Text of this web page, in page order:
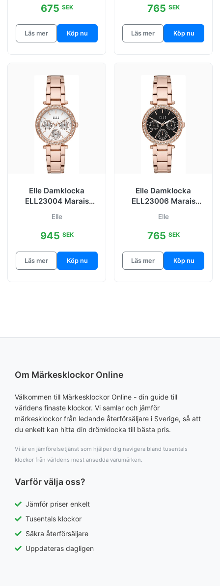
675 SEK
Läs mer Köp nu
765 SEK
Läs mer Köp nu
Elle Damklocka
ELL23004 Marais
stål Ø34 mm
Elle
945 SEK
Läs mer Köp nu
Elle Damklocka
ELL23006 Marais
stål Ø34 mm
Elle
765 SEK
Läs mer Köp nu
Om Märkesklockor Online
Välkommen till Märkesklockor Online - din guide till
världens finaste klockor. Vi samlar och jämför
märkesklockor från ledande återförsäljare i Sverige, så att
du enkelt kan hitta din drömklocka till bästa pris.
Vi är en jämförelsetjänst som hjälper dig navigera bland tusentals
klockor från världens mest ansedda varumärken.
Varför välja oss?
Jämför priser enkelt
Tusentals klockor
Säkra återförsäljare
Uppdateras dagligen